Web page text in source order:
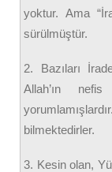
yoktur. Ama
sürülmüştür.
2. Bazıları
Allah’ın
bilmektedirler.
3. Kesin olan,